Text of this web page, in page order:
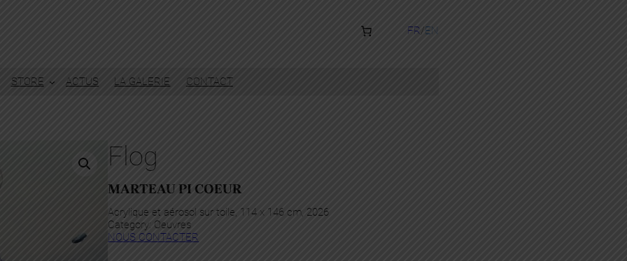
FR EN
STORE ACTUS LA GALERIE CONTACT
Flog
MARTEAU PI COEUR
Acrylique et aérosol sur toile, 114 x 146 cm, 2026
Category: Oeuvres
NOUS CONTACTER